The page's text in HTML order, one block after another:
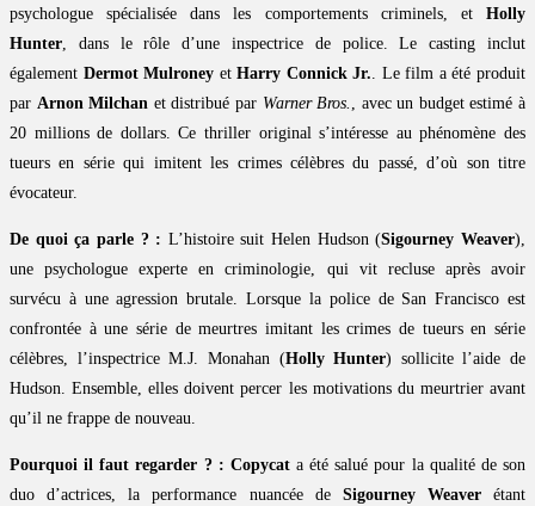
psychologue spécialisée dans les comportements criminels, etHolly
Hunter, dans le rôle d’une inspectrice de police. Le casting inclut
également Dermot Mulroney etHarry Connick Jr.. Le film a été produit
par Arnon Milchan et distribué par Warner Bros. , avec un budget estimé à
20 millions de dollars. Ce thriller original s’intéresse au phénomène des
tueurs en série qui imitent les crimes célèbres du passé, d’où son titre
évocateur.
De quoi ça parle ? : L’histoire suit Helen Hudson (Sigourney Weaver),
une psychologue experte en criminologie, qui vit recluse après avoir
survécu à une agression brutale. Lorsque la police de San Francisco est
confrontée à une série de meurtres imitant les crimes de tueurs en série
célèbres, l’inspectrice M.J. Monahan (Holly Hunter) sollicite l’aide de
Hudson. Ensemble, elles doivent percer les motivations du meurtrier avant
qu’il ne frappe de nouveau.
Pourquoi il faut regarder ? : Copycata été salué pour la qualité de son
duo d’actrices, la performance nuancée de Sigourney Weaverétant